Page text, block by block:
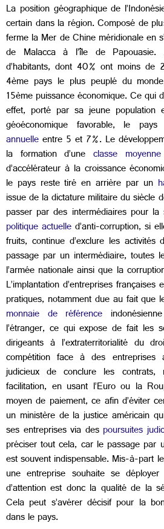
La position géographique de
certain dans la région. Composé de
ferme la Mer de Chine méridionale en
de Malacca à l’île de
d’habitants, dont 40% ont moins de
4ème pays le plus peuplé du
15ème puissance économique. Ce qui
effet, porté par sa jeune population
géoéconomique favorable, le
annuelleentre 5 et 7%. Le
la formation d’uneclasse
d’accélérateur à la croissance
le pays reste tiré en arrière par un
issue de la dictature militaire du siècle
passer par des intermédiaires pour
politique actuelled’anti-corruption, si
fruits, continue d’exclure les
passage par un intermédiaire, toutes
l’armée nationale ainsi que la
L’implantation d’entreprises
pratiques, notamment due au fait que
monnaie de référence
l’étranger, ce qui expose de fait les
dirigeants à l’extraterritorialité du
compétition face à des entreprises
judicieux de conclure les
facilitation, en usant l’Euro ou la
moyen de paiement, ce afin d’éviter
un ministère de la justice américain
ses entreprises via des poursuites
préciser tout cela, car le passage par
est souvent indispensable. Mis-à-part
une entreprise souhaite se
d’attention est donc la qualité de la
Cela peut s’avérer décisif pour la
dans le pays.